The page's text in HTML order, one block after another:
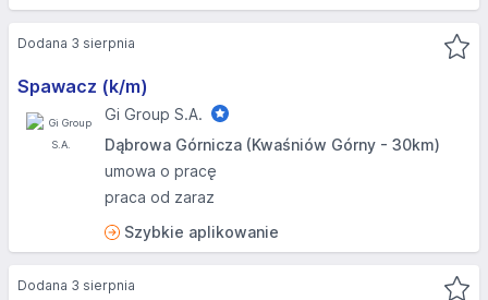
Spawacz (k/m)
Gi Group S.A.
Dąbrowa Górnicza (Kwaśniów Górny - 30km)
umowa o pracę
praca od zaraz
Szybkie aplikowanie
Dodana 3 sierpnia
Dodana 3 sierpnia